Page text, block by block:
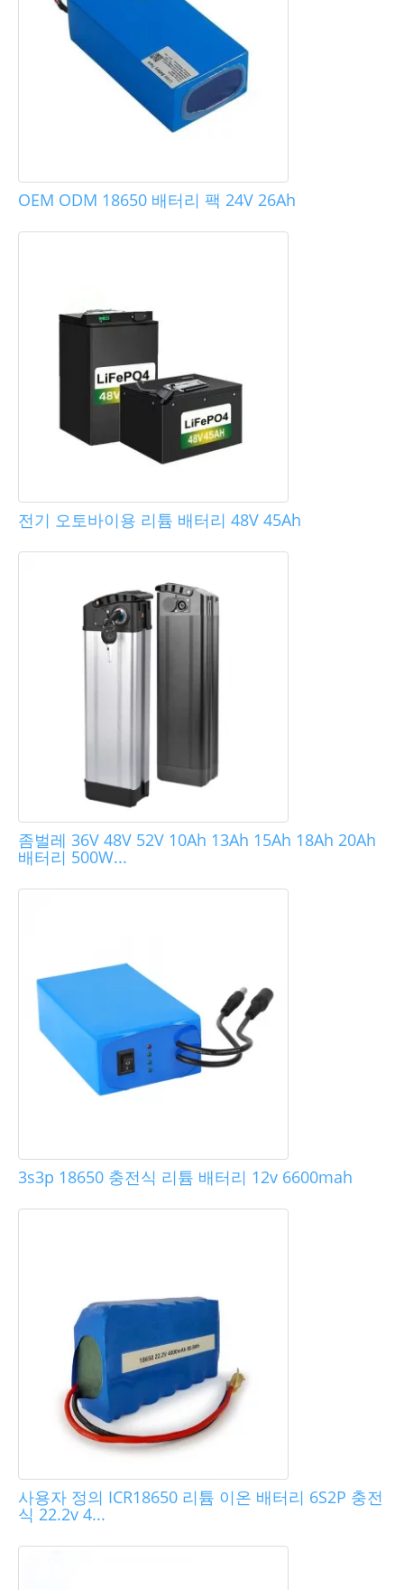
OEM ODM 18650 배터리 팩 24V 26Ah
전기 오토바이용 리튬 배터리 48V 45Ah
좀벌레 36V 48V 52V 10Ah 13Ah 15Ah 18Ah 20Ah
배터리 500W...
3s3p 18650 충전식 리튬 배터리 12v 6600mah
사용자 정의 ICR18650 리튬 이온 배터리 6S2P 충전
식 22.2v 4...